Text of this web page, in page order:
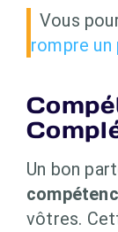
Vous
rompre
Un bon
vôtres.